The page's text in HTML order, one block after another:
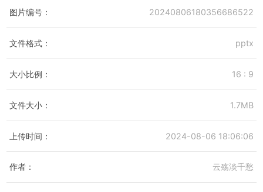
图片编号： 20240806180356686522
文件格式： pptx
大小比例： 16 : 9
文件大小： 1.7MB
上传时间： 2024-08-06 18:06:06
作者： 云殇淡千愁